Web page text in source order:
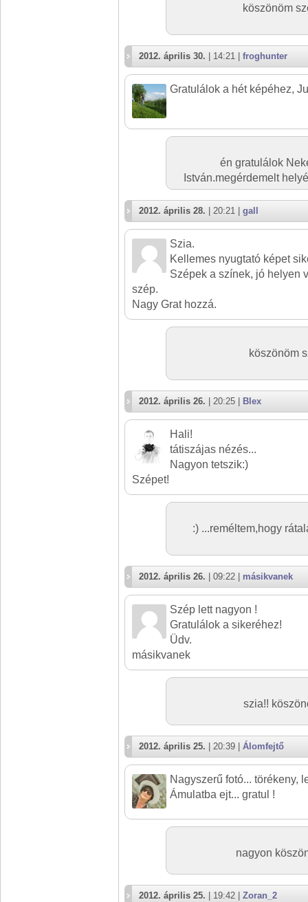
köszönöm
2012. április 30. | 14:21 | froghunter
Gratulálok a hét képéhez,
én gratulálok
István.megérdemelt
2012. április 28. | 20:21 | gall
Szia.
Kellemes nyugtató képet
Szépek a színek, jó helyen
szép.
Nagy Grat hozzá.
köszönöm
2012. április 26. | 20:25 | Blex
Hali!
tátiszájas nézés...
Nagyon tetszik:)
Szépet!
:) ...reméltem,hogy
2012. április 26. | 09:22 | másikvanek
Szép lett nagyon !
Gratulálok a sikeréhez!
Üdv.
másikvanek
szia!!
2012. április 25. | 20:39 | Álomfejtő
Nagyszerű fotó... törékeny,
Ámulatba ejt... gratul !
nagyon
2012. április 25. | 19:42 | Zoran_2